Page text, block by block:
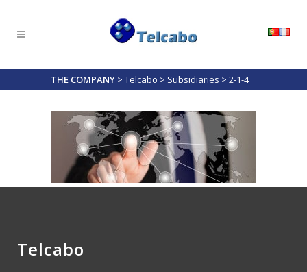
THE COMPANY > Telcabo > Subsidiaries > 2-1-4
Telcabo